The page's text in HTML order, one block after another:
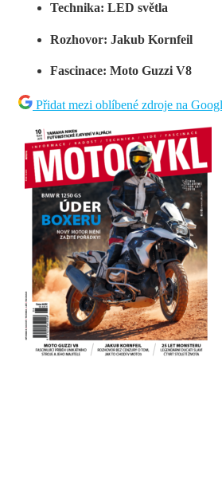
Technika: LED světla
Rozhovor: Jakub Kornfeil
Fascinace: Moto Guzzi V8
Přidat mezi oblíbené zdroje na